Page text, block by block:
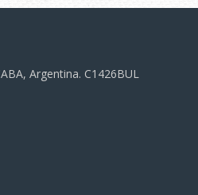
Argentina. C1426BUL